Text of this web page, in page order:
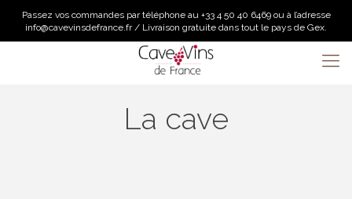
Passez vos commandes par téléphone au +33 4 50 40 6469 ou à l’adresse
info@cavevinsdefrance.fr / Livraison gratuite dans tout le pays de Gex.
La cave